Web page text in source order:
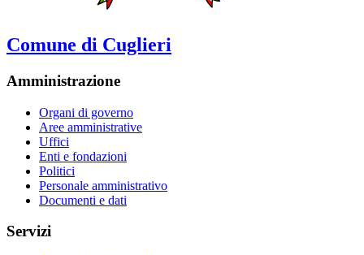
Comune di Cuglieri
Amministrazione
Organi di governo
Aree amministrative
Uffici
Enti e fondazioni
Politici
Personale amministrativo
Documenti e dati
Servizi